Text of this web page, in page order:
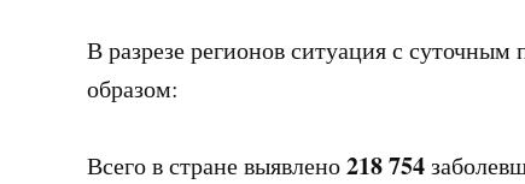
В разрезе регионов ситуация с
образом:
Всего в стране выявлено218 754